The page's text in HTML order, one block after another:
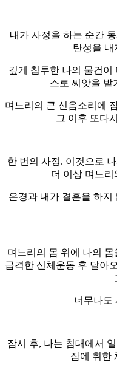
내가 사정을 하는 순간
탄성을 내
깊게 침투한 나의 물건이
스로 씨앗을 받
며느리의 큰 신음소리에
그 이후 또다
한 번의 사정. 이것으로
더 이상 며느
은경과 내가 결혼을 하지
며느리의 몸 위에 나의
급격한 신체운동 후 달아
너무나도
잠시 후, 나는 침대에서
잠에 취한